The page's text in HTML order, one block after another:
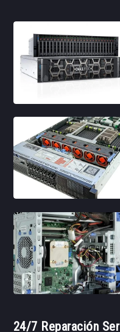
24/7 Reparación